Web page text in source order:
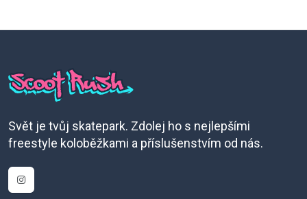
Svět je tvůj skatepark. Zdolej ho s nejlepšími
freestyle koloběžkami a příslušenstvím od nás.